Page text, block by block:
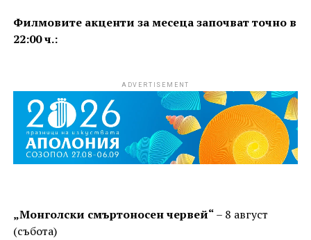
Филмовите акценти за месеца започват точно в
22:00 ч.:
ADVERTISEMENT
„Монголски смъртоносен червей“– 8 август
(събота)